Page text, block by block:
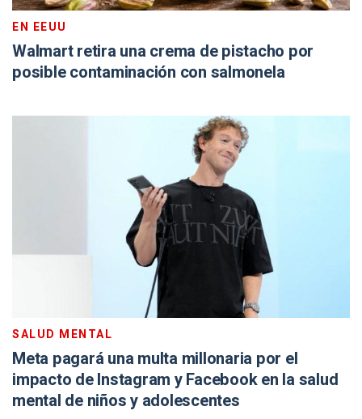
EN EEUU
Walmart retira una crema de pistacho por
posible contaminación con salmonela
SALUD MENTAL
Meta pagará una multa millonaria por el
impacto de Instagram y Facebook en la salud
mental de niños y adolescentes